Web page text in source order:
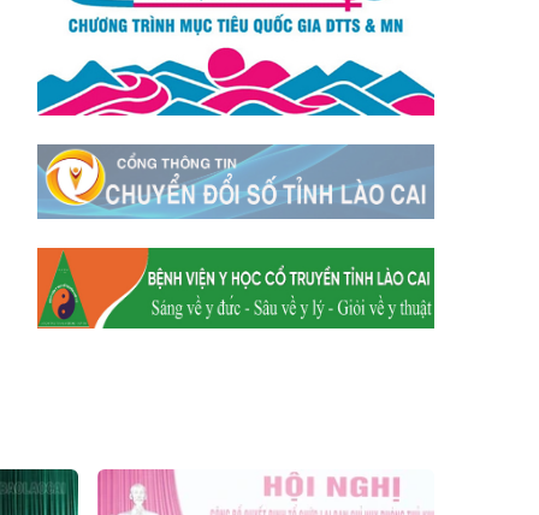
Xã Mường
Hum
Xã Y Tý
Xã A Mú Sung
Xã Trịnh Tường
Xã Nậm Chày
Xã Bản Xèo
Xã Bát Xát
Xã Võ Lao
Xã Khánh Yên
Xã Văn Bàn
Xã Dương Quỳ
Xã Xuân Hòa
Xã Phúc Khánh